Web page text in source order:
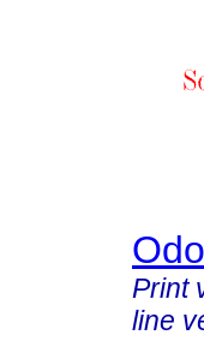
Print
line